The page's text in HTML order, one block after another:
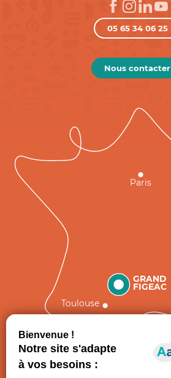
05 65 34 06 25
Nous contacter
GRAND
FIGEAC
Toulouse
Paris